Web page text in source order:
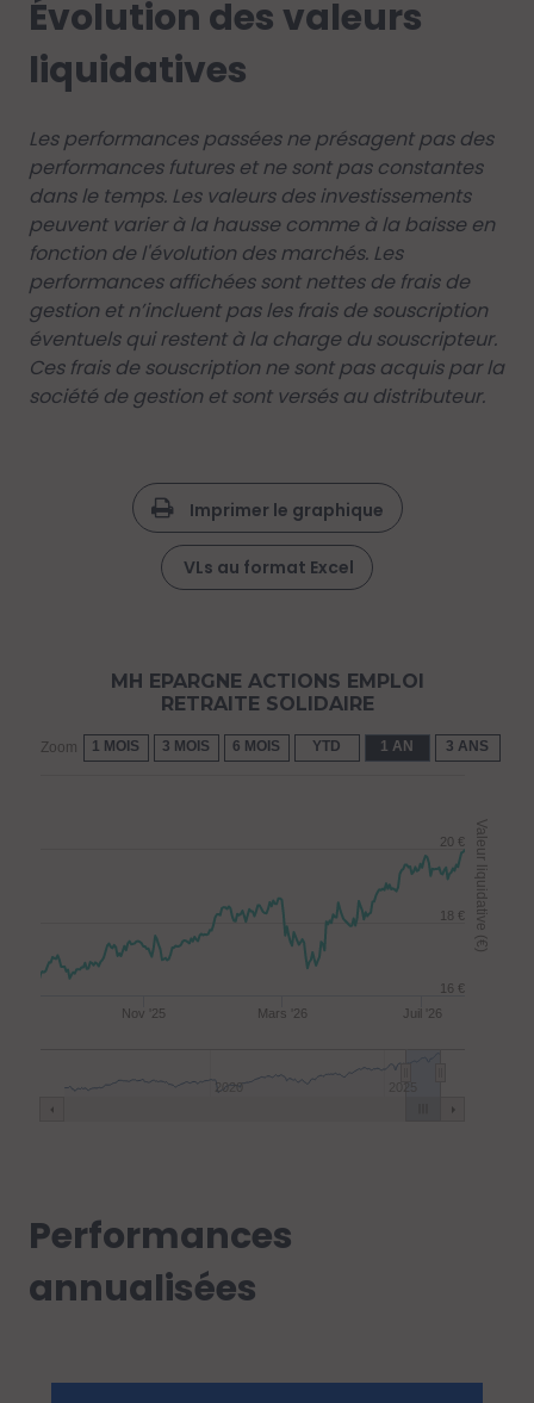
Évolution des valeurs
liquidatives
Les performances passées ne présagent pas des
performances futures et ne sont pas constantes
dans le temps. Les valeurs des investissements
peuvent varier à la hausse comme à la baisse en
fonction de l'évolution des marchés. Les
performances affichées sont nettes de frais de
gestion et n’incluent pas les frais de souscription
éventuels qui restent à la charge du souscripteur.
Ces frais de souscription ne sont pas acquis par la
société de gestion et sont versés au distributeur.
Imprimer le graphique
VLs au format Excel
Zoom 1 MOIS 3 MOIS 6 MOIS YTD 1 AN 3 ANS
Valeur liquidative (€)
MH EPARGNE ACTIONS EMPLOI
RETRAITE SOLIDAIRE
Nov '25 Mars '26 Juil '26
2020
16 €
18 €
20 €
Performances
annualisées